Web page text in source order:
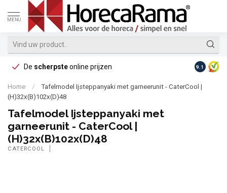
MENU
De scherpsteonline prijzen Op
9.1
Home /
Tafelmodel Ijsteppanyaki met garneerunit - CaterCool |
(H)32x(B)102x(D)48
Tafelmodel Ijsteppanyaki met
garneerunit - CaterCool |
(H)32x(B)102x(D)48
CATERCOOL